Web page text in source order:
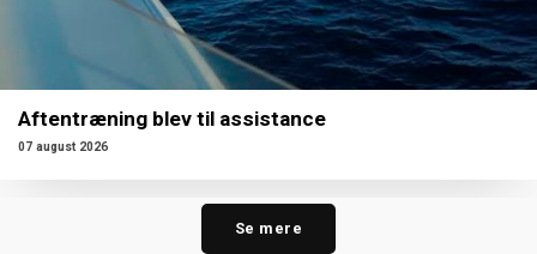
Aftentræning blev til assistance
07 august 2026
Se mere